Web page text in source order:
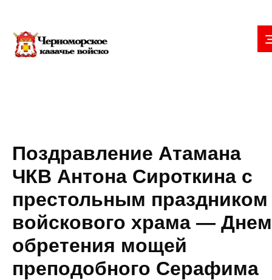
Поздравление Атамана
ЧКВ Антона Сироткина с
престольным праздником
войскового храма — Днем
обретения мощей
преподобного Серафима